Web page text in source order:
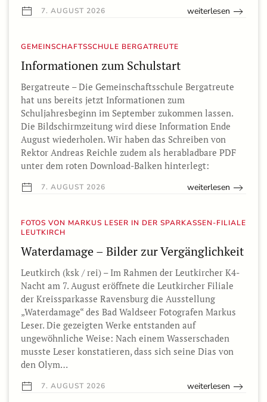
7. AUGUST 2026 weiterlesen
GEMEINSCHAFTSSCHULE BERGATREUTE
Informationen zum Schulstart
Bergatreute – Die Gemeinschaftsschule Bergatreute
hat uns bereits jetzt Informationen zum
Schuljahresbeginn im September zukommen lassen.
Die Bildschirmzeitung wird diese Information Ende
August wiederholen. Wir haben das Schreiben von
Rektor Andreas Reichle zudem als herabladbare PDF
unter dem roten Download-Balken hinterlegt:
7. AUGUST 2026 weiterlesen
FOTOS VON MARKUS LESER IN DER SPARKASSEN-FILIALE
LEUTKIRCH
Waterdamage – Bilder zur Vergänglichkeit
Leutkirch (ksk / rei) – Im Rahmen der Leutkircher K4-
Nacht am 7. August eröffnete die Leutkircher Filiale
der Kreissparkasse Ravensburg die Ausstellung
„Waterdamage“ des Bad Waldseer Fotografen Markus
Leser. Die gezeigten Werke entstanden auf
ungewöhnliche Weise: Nach einem Wasserschaden
musste Leser konstatieren, dass sich seine Dias von
den Olym…
7. AUGUST 2026 weiterlesen